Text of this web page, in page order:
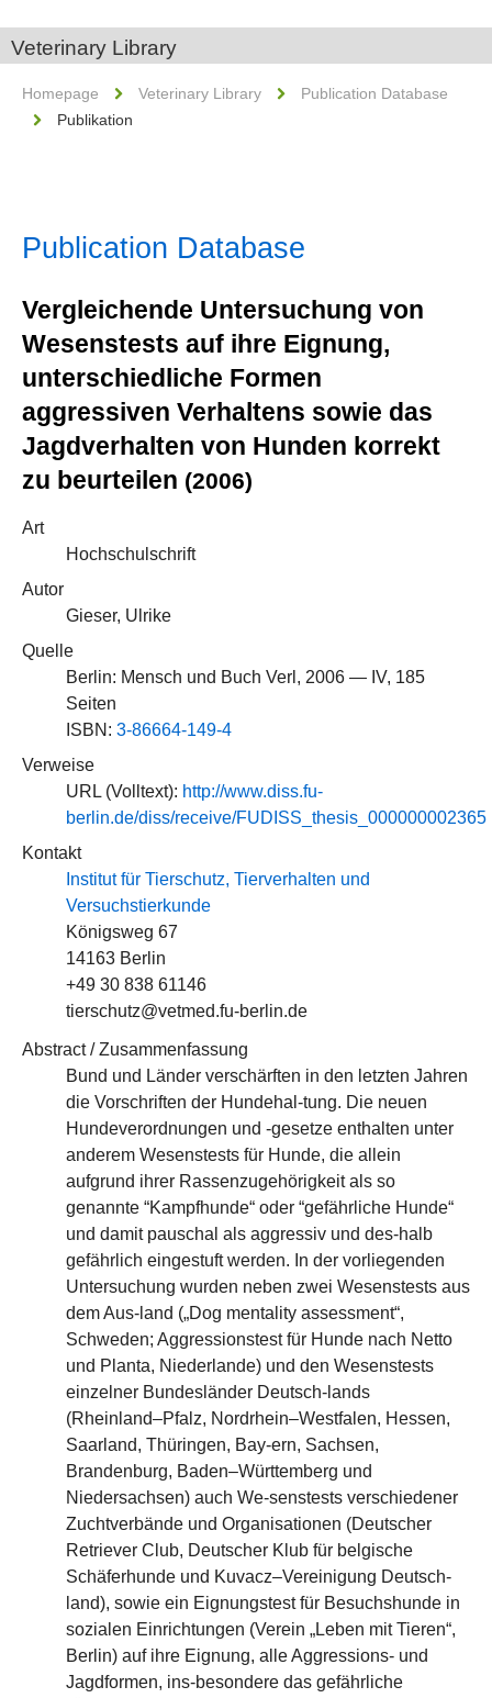
Veterinary Library
Homepage Veterinary Library
Publication Database
Publikation
Publication Database
Vergleichende Untersuchung von
Wesenstests auf ihre Eignung,
unterschiedliche Formen
aggressiven Verhaltens sowie das
Jagdverhalten von Hunden korrekt
zu beurteilen (2006)
Art
Hochschulschrift
Autor
Gieser, Ulrike
Quelle
Berlin: Mensch und Buch Verl, 2006 — IV, 185
Seiten
ISBN: 3-86664-149-4
Verweise
URL (Volltext): http://www.diss.fu-
berlin.de/diss/receive/FUDISS_thesis_000000002365
Kontakt
Institut für Tierschutz, Tierverhalten und
Versuchstierkunde
Königsweg 67
14163 Berlin
+49 30 838 61146
tierschutz@vetmed.fu-berlin.de
Abstract / Zusammenfassung
Bund und Länder verschärften in den letzten Jahren
die Vorschriften der Hundehal-tung. Die neuen
Hundeverordnungen und -gesetze enthalten unter
anderem Wesenstests für Hunde, die allein
aufgrund ihrer Rassenzugehörigkeit als so
genannte “Kampfhunde“ oder “gefährliche Hunde“
und damit pauschal als aggressiv und des-halb
gefährlich eingestuft werden. In der vorliegenden
Untersuchung wurden neben zwei Wesenstests aus
dem Aus-land („Dog mentality assessment“,
Schweden; Aggressionstest für Hunde nach Netto
und Planta, Niederlande) und den Wesenstests
einzelner Bundesländer Deutsch-lands
(Rheinland–Pfalz, Nordrhein–Westfalen, Hessen,
Saarland, Thüringen, Bay-ern, Sachsen,
Brandenburg, Baden–Württemberg und
Niedersachsen) auch We-senstests verschiedener
Zuchtverbände und Organisationen (Deutscher
Retriever Club, Deutscher Klub für belgische
Schäferhunde und Kuvacz–Vereinigung Deutsch-
land), sowie ein Eignungstest für Besuchshunde in
sozialen Einrichtungen (Verein „Leben mit Tieren“,
Berlin) auf ihre Eignung, alle Aggressions- und
Jagdformen, ins-besondere das gefährliche